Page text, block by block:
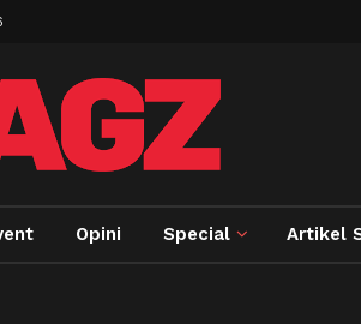
Opini Special Artikel